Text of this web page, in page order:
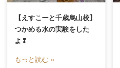
【えすこーと千歳烏山校】
つかめる水の実験をした
よ❢
もっと読む »